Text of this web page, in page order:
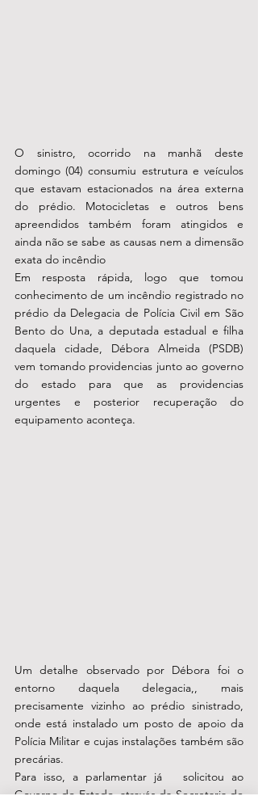
O sinistro, ocorrido na manhã deste
domingo (04) consumiu estrutura e veículos
que estavam estacionados na área externa
do prédio. Motocicletas e outros bens
apreendidos também foram atingidos e
ainda não se sabe as causas nem a dimensão
exata do incêndio
Em resposta rápida, logo que tomou
conhecimento de um incêndio registrado no
prédio da Delegacia de Polícia Civil em São
Bento do Una, a deputada estadual e filha
daquela cidade, Débora Almeida (PSDB)
vem tomando providencias junto ao governo
do estado para que as providencias
urgentes e posterior recuperação do
equipamento aconteça.
Um detalhe observado por Débora foi o
entorno daquela delegacia,, mais
precisamente vizinho ao prédio sinistrado,
onde está instalado um posto de apoio da
Polícia Militar e cujas instalações também são
precárias.
Para isso, a parlamentar já   solicitou ao